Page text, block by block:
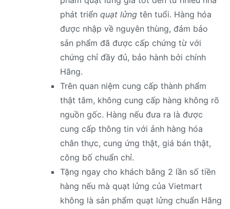
phát triểnquạt lửng tên tuổi. Hàng hóa
được nhập về nguyên thùng, đảm bảo
sản phẩm đã được cấp chứng từ với
chứng chỉ đầy đủ, bảo hành bởi chính
Hãng.
Trên quan niệm cung cấp thành phẩm
thật tâm, không cung cấp hàng không rõ
nguồn gốc. Hàng nếu đưa ra là được
cung cấp thông tin với ảnh hàng hóa
chân thực, cung ứng thật, giá bán thật,
công bố chuẩn chỉ.
Tặng ngay cho khách bằng 2 lần số tiền
hàng nếu mà quạt lửng của Vietmart
không là sản phẩm quạt lửng chuẩn Hãng